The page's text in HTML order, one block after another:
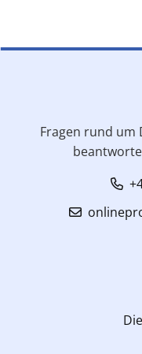
Fragen rund um